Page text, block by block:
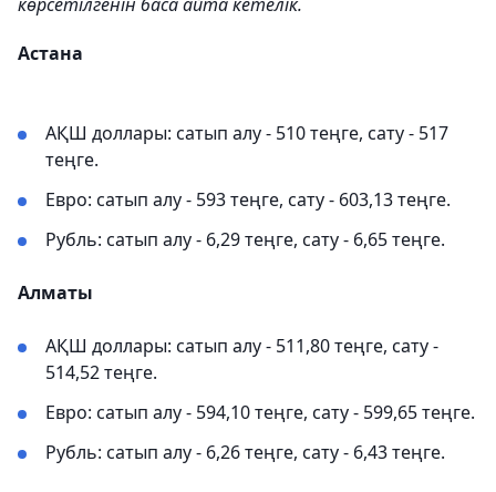
Астана
АҚШ доллары: сатып алу - 510 теңге, сату - 517
теңге.
Евро: сатып алу - 593 теңге, сату - 603,13 теңге.
Рубль: сатып алу - 6,29 теңге, сату - 6,65 теңге.
Алматы
АҚШ доллары: сатып алу - 511,80 теңге, сату -
514,52 теңге.
Евро: сатып алу - 594,10 теңге, сату - 599,65 теңге.
Рубль: сатып алу - 6,26 теңге, сату - 6,43 теңге.